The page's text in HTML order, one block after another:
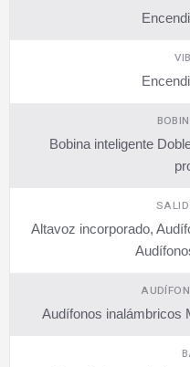
Bobina inteligente
Altavoz incorporado,
Audífonos inalámbricos